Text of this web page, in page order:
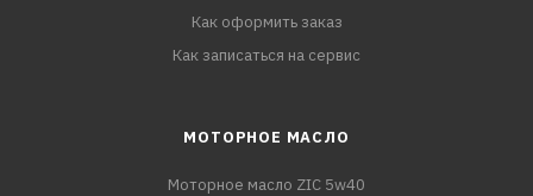
Как оформить заказ
Как записаться на сервис
МОТОРНОЕ МАСЛО
Моторное масло ZIC 5w40